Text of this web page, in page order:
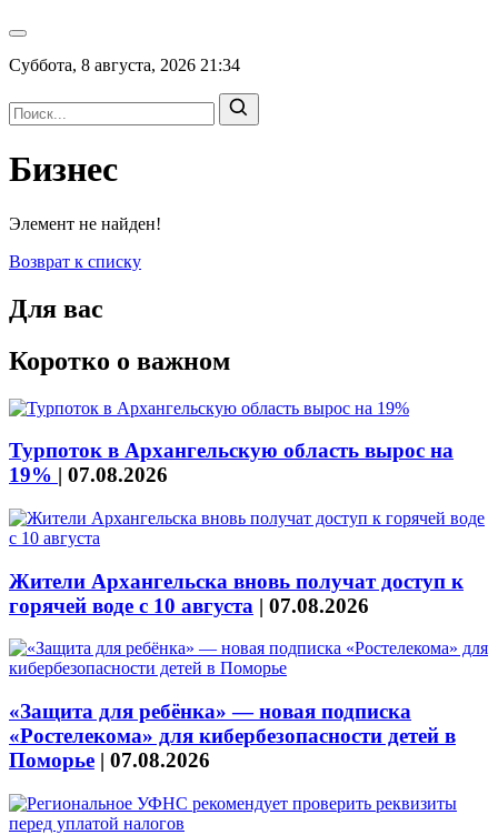
Суббота, 8 августа, 2026 21:34
Бизнес
Элемент не найден!
Возврат к списку
Для вас
Коротко о важном
Турпоток в Архангельскую область вырос на
19% | 07.08.2026
Жители Архангельска вновь получат доступ к
горячей воде с 10 августа | 07.08.2026
«Защита для ребёнка» — новая подписка
«Ростелекома» для кибербезопасности детей в
Поморье | 07.08.2026